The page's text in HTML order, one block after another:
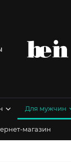
Для мужчин
магазин